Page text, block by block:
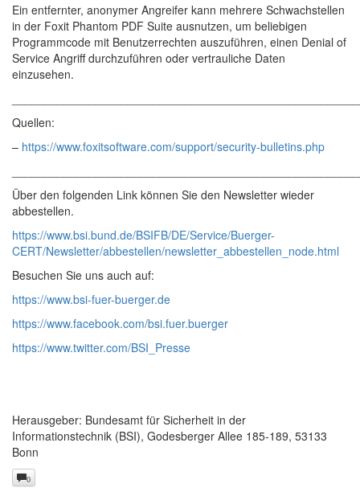
Ein entfernter, anonymer Angreifer kann mehrere Schwachstellen
in der Foxit Phantom PDF Suite ausnutzen, um beliebigen
Programmcode mit Benutzerrechten auszuführen, einen Denial of
Service Angriff durchzuführen oder vertrauliche Daten
einzusehen.
Quellen:
– https://www.foxitsoftware.com/support/security-bulletins.php
Über den folgenden Link können Sie den Newsletter wieder
abbestellen.
https://www.bsi.bund.de/BSIFB/DE/Service/Buerger-
CERT/Newsletter/abbestellen/newsletter_abbestellen_node.html
Besuchen Sie uns auch auf:
https://www.bsi-fuer-buerger.de
https://www.facebook.com/bsi.fuer.buerger
https://www.twitter.com/BSI_Presse
Herausgeber: Bundesamt für Sicherheit in der
Informationstechnik (BSI), Godesberger Allee 185-189, 53133
Bonn
0